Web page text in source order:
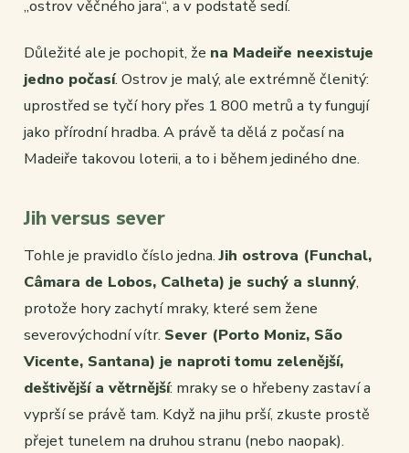
„ostrov věčného jara“, a v podstatě sedí.
Důležité ale je pochopit, že na Madeiře neexistuje
jedno počasí. Ostrov je malý, ale extrémně členitý:
uprostřed se tyčí hory přes 1 800 metrů a ty fungují
jako přírodní hradba. A právě ta dělá z počasí na
Madeiře takovou loterii, a to i během jediného dne.
Jih versus sever
Tohle je pravidlo číslo jedna.Jih ostrova (Funchal,
Câmara de Lobos, Calheta) je suchý a slunný,
protože hory zachytí mraky, které sem žene
severovýchodní vítr. Sever (Porto Moniz, São
Vicente, Santana) je naproti tomu zelenější,
deštivější a větrnější: mraky se o hřebeny zastaví a
vyprší se právě tam. Když na jihu prší, zkuste prostě
přejet tunelem na druhou stranu (nebo naopak).